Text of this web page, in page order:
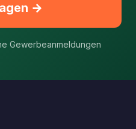
→
Gewerbeanmeldungen